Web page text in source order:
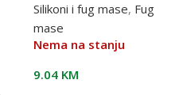
Silikoni i fug mase, Fug
mase
Nema na stanju
9.04 KM